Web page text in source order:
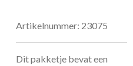
Artikelnummer: 23075
Dit pakketje bevat een